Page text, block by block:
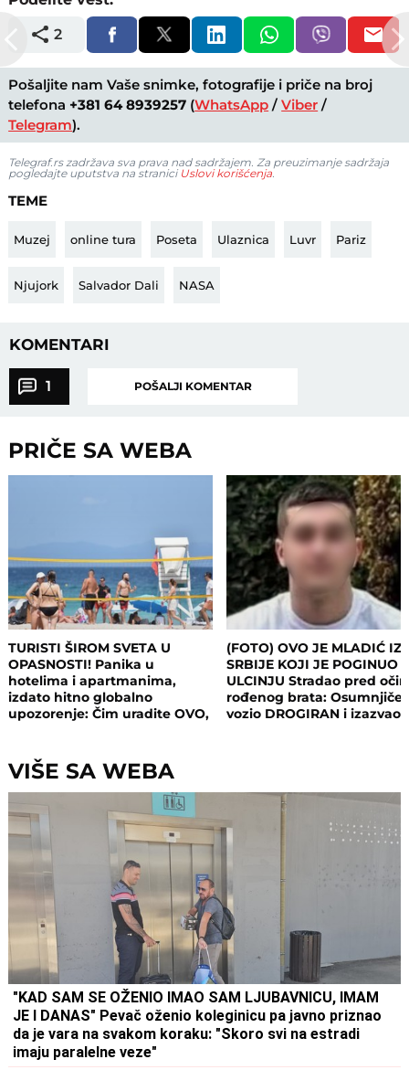
2
Pošaljite nam Vaše snimke, fotografije i priče na broj
telefona +381 64 8939257 (WhatsApp /Viber /
Telegram).
Telegraf.rs zadržava sva prava nad sadržajem. Za preuzimanje sadržaja
pogledajte uputstva na stranici Uslovi korišćenja.
TEME
Muzej online tura Poseta Ulaznica Luvr Pariz
Njujork Salvador Dali NASA
KOMENTARI
1 POŠALJI KOMENTAR
PRIČE SA WEBA
TURISTI ŠIROM SVETA U
OPASNOSTI! Panika u
hotelima i apartmanima,
izdato hitno globalno
upozorenje: Čim uradite OVO,
(FOTO) OVO JE MLADIĆ IZ
SRBIJE KOJI JE POGINUO
ULCINJU Stradao pred
rođenog brata:
vozio DROGIRAN i izazvao
VIŠE SA WEBA
"KAD SAM SE OŽENIO IMAO SAM LJUBAVNICU, IMAM
JE I DANAS" Pevač oženio koleginicu pa javno priznao
da je vara na svakom koraku: "Skoro svi na estradi
imaju paralelne veze"